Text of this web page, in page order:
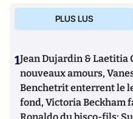
PLUS LUS
1Jean Dujardin & Laetitia
nouveaux amours,
Benchetrit enterrent le
fond, Victoria Beckham